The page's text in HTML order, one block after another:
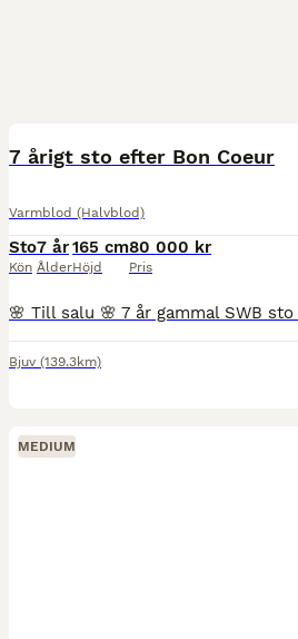
7 årigt sto efter Bon Coeur
Varmblod (Halvblod)
Sto
Kön
7 år
Ålder
165 cm
Höjd
80 000 kr
Pris
Bjuv (139.3km)
MEDIUM